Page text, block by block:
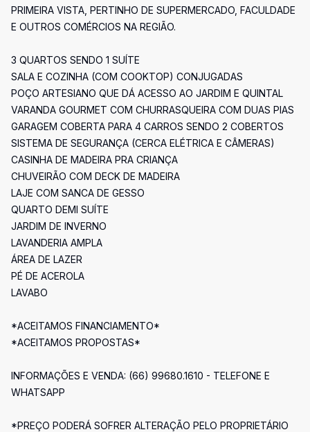
PRIMEIRA VISTA, PERTINHO DE SUPERMERCADO, FACULDADE
E OUTROS COMÉRCIOS NA REGIÃO.
3 QUARTOS SENDO 1 SUÍTE
SALA E COZINHA (COM COOKTOP) CONJUGADAS
POÇO ARTESIANO QUE DÁ ACESSO AO JARDIM E QUINTAL
VARANDA GOURMET COM CHURRASQUEIRA COM DUAS PIAS
GARAGEM COBERTA PARA 4 CARROS SENDO 2 COBERTOS
SISTEMA DE SEGURANÇA (CERCA ELÉTRICA E CÂMERAS)
CASINHA DE MADEIRA PRA CRIANÇA
CHUVEIRÃO COM DECK DE MADEIRA
LAJE COM SANCA DE GESSO
QUARTO DEMI SUÍTE
JARDIM DE INVERNO
LAVANDERIA AMPLA
ÁREA DE LAZER
PÉ DE ACEROLA
LAVABO
*ACEITAMOS FINANCIAMENTO*
*ACEITAMOS PROPOSTAS*
INFORMAÇÕES E VENDA: (66) 99680.1610 - TELEFONE E
WHATSAPP
*PREÇO PODERÁ SOFRER ALTERAÇÃO PELO PROPRIETÁRIO